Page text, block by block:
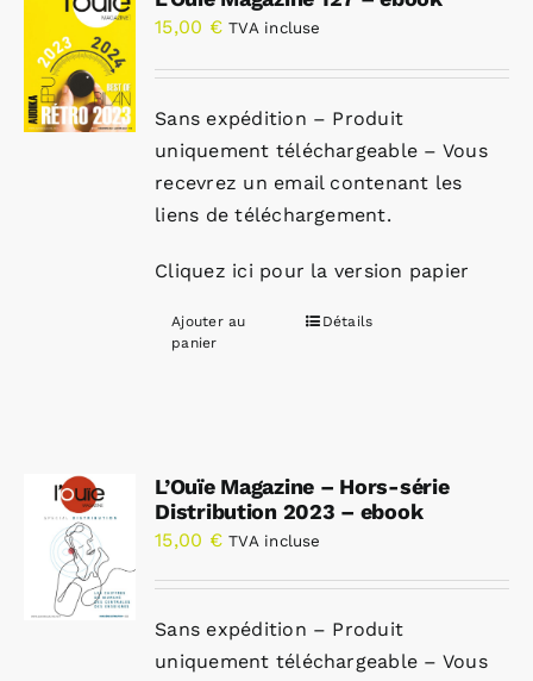
15,00 € TVA incluse
Sans expédition – Produit
uniquement téléchargeable – Vous
recevrez un email contenant les
liens de téléchargement.
Cliquez ici pour la version papier
Ajouter au
panier
Détails
L’Ouïe Magazine – Hors-série
Distribution 2023 – ebook
15,00 € TVA incluse
Sans expédition – Produit
uniquement téléchargeable – Vous